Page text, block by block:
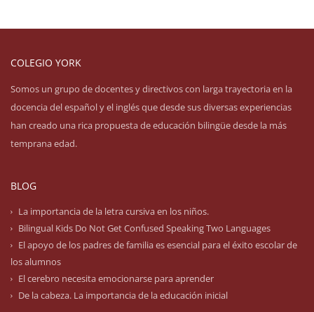
COLEGIO YORK
Somos un grupo de docentes y directivos con larga trayectoria en la
docencia del español y el inglés que desde sus diversas experiencias
han creado una rica propuesta de educación bilingüe desde la más
temprana edad.
BLOG
La importancia de la letra cursiva en los niños.
Bilingual Kids Do Not Get Confused Speaking Two Languages
El apoyo de los padres de familia es esencial para el éxito escolar de
los alumnos
El cerebro necesita emocionarse para aprender
De la cabeza. La importancia de la educación inicial